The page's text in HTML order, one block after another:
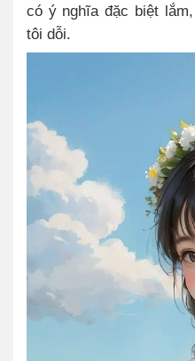
có ý nghĩa đặc biệt
tôi dỗi.